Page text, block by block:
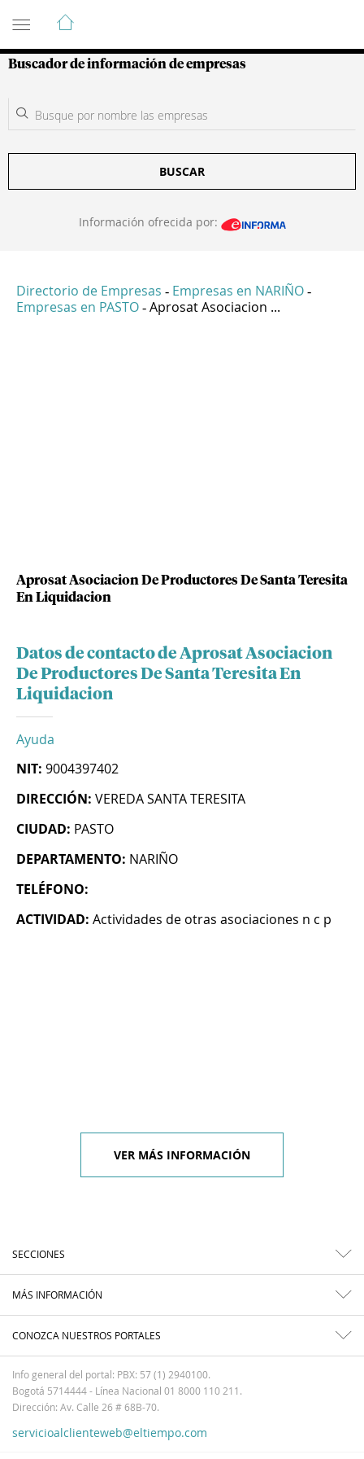
Guía de Empresas Colombianas
Buscador de información de empresas
BUSCAR
Información ofrecida por:
Directorio de Empresas - Empresas en NARIÑO -
Empresas en PASTO - Aprosat Asociacion ...
Aprosat Asociacion De Productores De Santa Teresita
En Liquidacion
Datos de contacto de Aprosat Asociacion
De Productores De Santa Teresita En
Liquidacion
Ayuda
NIT: 9004397402
DIRECCIÓN: VEREDA SANTA TERESITA
CIUDAD: PASTO
DEPARTAMENTO: NARIÑO
TELÉFONO:
ACTIVIDAD: Actividades de otras asociaciones n c p
VER MÁS INFORMACIÓN
SECCIONES
MÁS INFORMACIÓN
CONOZCA NUESTROS PORTALES
Info general del portal: PBX: 57 (1) 2940100.
Bogotá 5714444 - Línea Nacional 01 8000 110 211.
Dirección: Av. Calle 26 # 68B-70.
servicioalclienteweb@eltiempo.com